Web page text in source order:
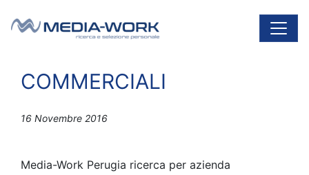
Navigazione principale
COMMERCIALI
16 Novembre 2016
Media-Work Perugia ricerca per azienda